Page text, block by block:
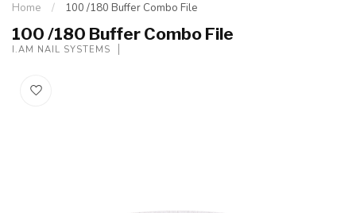
Home / 100 /180 Buffer Combo File
100 /180 Buffer Combo File
I.AM NAIL SYSTEMS